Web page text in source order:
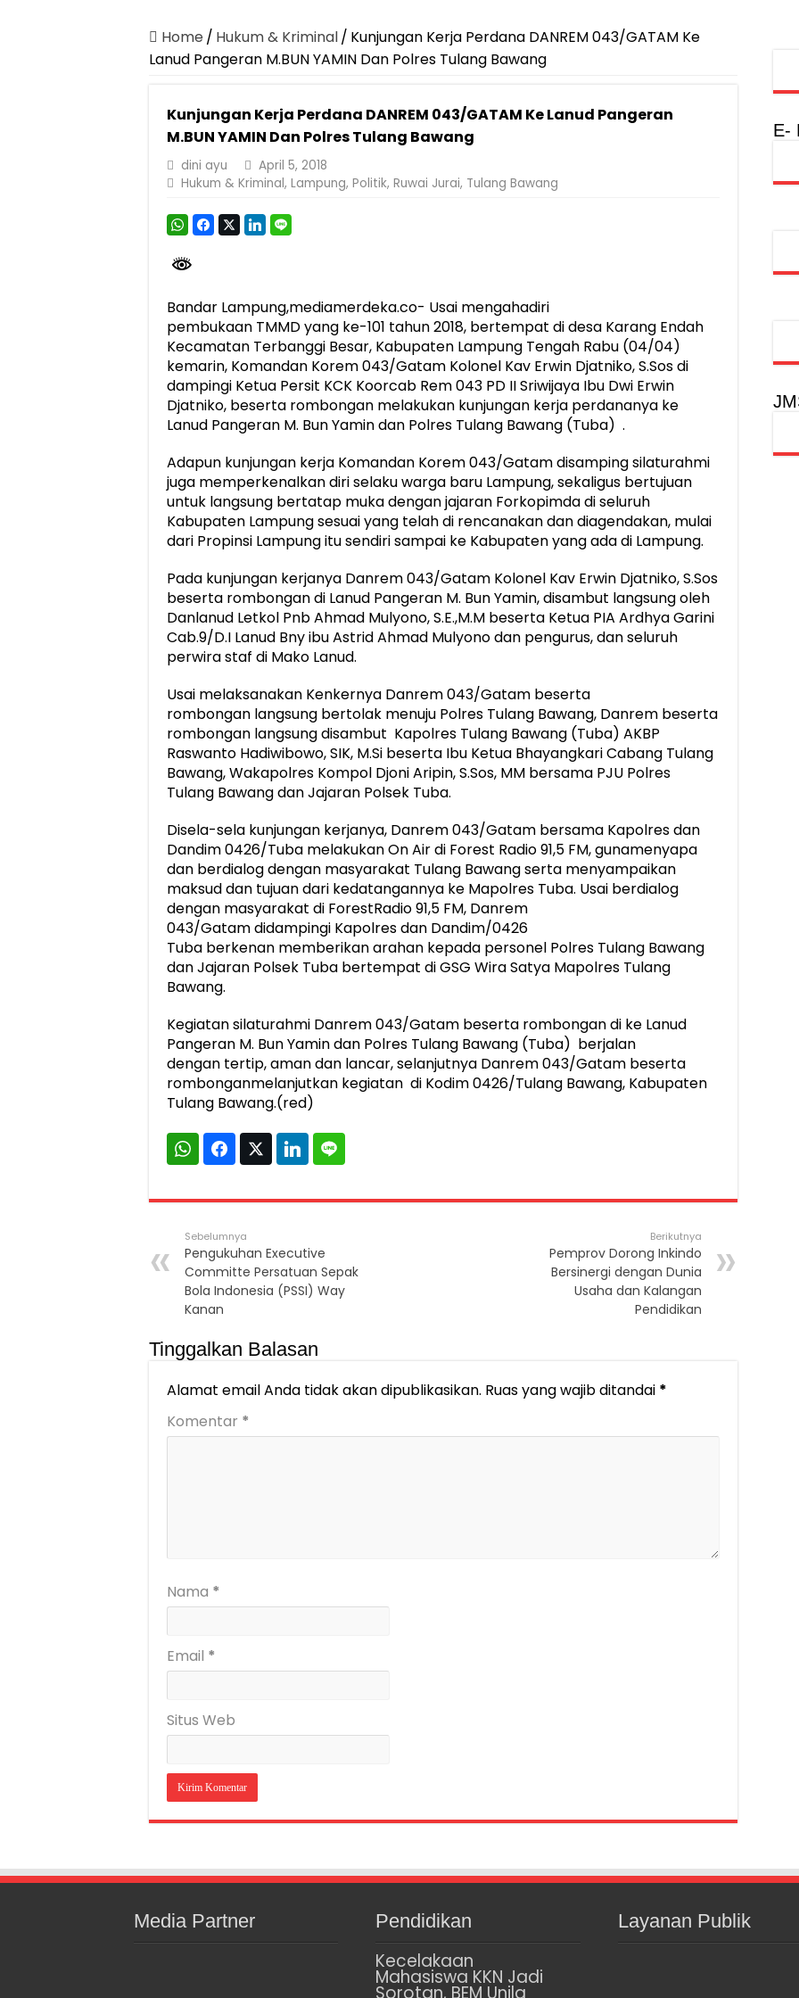
Pemprov Lampung Berhasil Kendalikan Inflasi, Jadi Provinsi dengan Inflasi Terendah di Sumatera
Pemprov Lampung Perkuat Pembangunan Rumah Layak Huni untuk Dukung SDM Unggul dan Masyarakat
Dirut Jasa Raharja Dampingi Wamenhub Tinjau Penanganan Korban KM Mutiara Sentosa II di RS PHC
Pastikan Pelayanan Maksimal, Direksi Jasa Raharja Tinjau Korban Kebakaran KM Mutiara Sentosa II
Jasa Raharja Jamin Seluruh Korban Kebakaran KM Mutiara Sentosa II di Perairan Sumenep
Gubernur Mirza Ajak IAI Darul Fattah Cetak SDM Adaptif Berlandaskan Nilai Agama
Home / Hukum & Kriminal/ Kunjungan Kerja Perdana DANREM 043/GATAM Ke
Lanud Pangeran M.BUN YAMIN Dan Polres Tulang Bawang
Kunjungan Kerja Perdana DANREM 043/GATAM Ke Lanud Pangeran
M.BUN YAMIN Dan Polres Tulang Bawang
dini ayu
April 5, 2018
Hukum & Kriminal, Lampung, Politik, Ruwai Jurai, Tulang Bawang
Bandar Lampung,mediamerdeka.co- Usai mengahadiri
pembukaan TMMD yang ke-101 tahun 2018, bertempat di desa Karang Endah
Kecamatan Terbanggi Besar, Kabupaten Lampung Tengah Rabu (04/04)
kemarin, Komandan Korem 043/Gatam Kolonel Kav Erwin Djatniko, S.Sos di
dampingi Ketua Persit KCK Koorcab Rem 043 PD II Sriwijaya Ibu Dwi Erwin
Djatniko, beserta rombongan melakukan kunjungan kerja perdananya ke
Lanud Pangeran M. Bun Yamin dan Polres Tulang Bawang (Tuba) .
Adapun kunjungan kerja Komandan Korem 043/Gatam disamping silaturahmi
juga memperkenalkan diri selaku warga baru Lampung, sekaligus bertujuan
untuk langsung bertatap muka dengan jajaran Forkopimda di seluruh
Kabupaten Lampung sesuai yang telah di rencanakan dan diagendakan, mulai
dari Propinsi Lampung itu sendiri sampai ke Kabupaten yang ada di Lampung.
Pada kunjungan kerjanya Danrem 043/Gatam Kolonel Kav Erwin Djatniko, S.Sos
beserta rombongan di Lanud Pangeran M. Bun Yamin, disambut langsung oleh
Danlanud Letkol Pnb Ahmad Mulyono, S.E.,M.M beserta Ketua PIA Ardhya Garini
Cab.9/D.I Lanud Bny ibu Astrid Ahmad Mulyono dan pengurus, dan seluruh
perwira staf di Mako Lanud.
Usai melaksanakan Kenkernya Danrem 043/Gatam beserta
rombongan langsung bertolak menuju Polres Tulang Bawang, Danrem beserta
rombongan langsung disambut Kapolres Tulang Bawang (Tuba) AKBP
Raswanto Hadiwibowo, SIK, M.Si beserta Ibu Ketua Bhayangkari Cabang Tulang
Bawang, Wakapolres Kompol Djoni Aripin, S.Sos, MM bersama PJU Polres
Tulang Bawang dan Jajaran Polsek Tuba.
Disela-sela kunjungan kerjanya, Danrem 043/Gatam bersama Kapolres dan
Dandim 0426/Tuba melakukan On Air di Forest Radio 91,5 FM, gunamenyapa
dan berdialog dengan masyarakat Tulang Bawang serta menyampaikan
maksud dan tujuan dari kedatangannya ke Mapolres Tuba. Usai berdialog
dengan masyarakat di ForestRadio 91,5 FM, Danrem
043/Gatam didampingi Kapolres dan Dandim/0426
Tuba berkenan memberikan arahan kepada personel Polres Tulang Bawang
dan Jajaran Polsek Tuba bertempat di GSG Wira Satya Mapolres Tulang
Bawang.
Kegiatan silaturahmi Danrem 043/Gatam beserta rombongan di ke Lanud
Pangeran M. Bun Yamin dan Polres Tulang Bawang (Tuba) berjalan
dengan tertip, aman dan lancar, selanjutnya Danrem 043/Gatam beserta
rombonganmelanjutkan kegiatan di Kodim 0426/Tulang Bawang, Kabupaten
Tulang Bawang.(red)
Sebelumnya
Pengukuhan Executive
Committe Persatuan Sepak
Bola Indonesia (PSSI) Way
Kanan
Berikutnya
Pemprov Dorong Inkindo
Bersinergi dengan Dunia
Usaha dan Kalangan
Pendidikan
Tinggalkan Balasan
Alamat email Anda tidak akan dipublikasikan. Ruas yang wajib ditandai *
Komentar *
Nama *
Email *
Situs Web
E-
Media Partner Pendidikan
Kecelakaan
Mahasiswa KKN Jadi
Layanan Publik